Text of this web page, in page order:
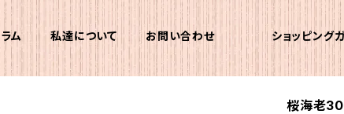
ム 私達について お問い合わせ ショッピング
桜海老